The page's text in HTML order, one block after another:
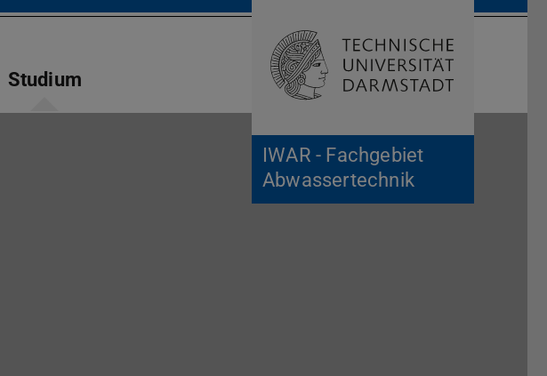
IWAR - Fachgebiet
Abwassertechnik
Studium Suche öffnen